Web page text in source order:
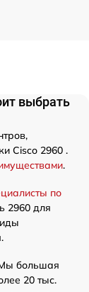
выбрать
Cisco 2960 .
.
по
2960 для
большая
20 тыс.